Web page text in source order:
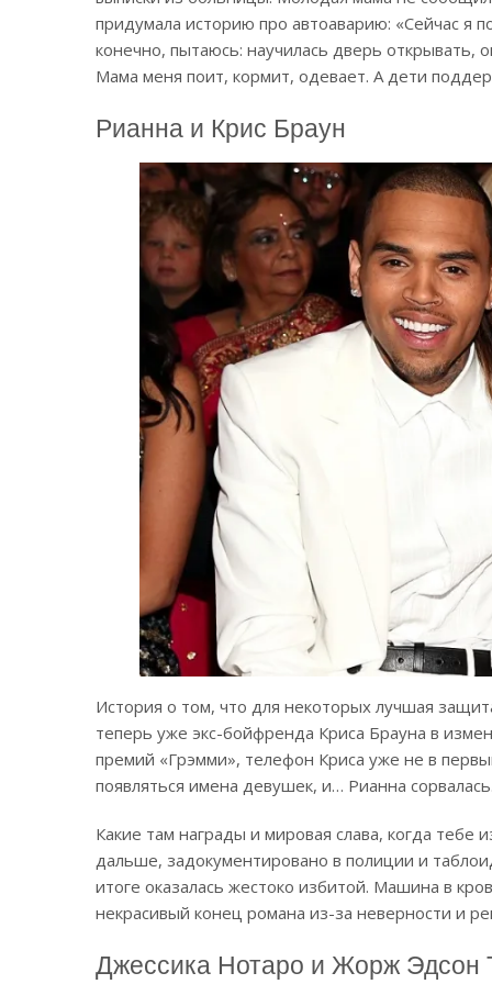
придумала историю про автоаварию: «Сейчас я
конечно, пытаюсь: научилась дверь
Мама меня поит, кормит, одевает. А дети
Рианна и Крис Браун
История о том, что для некоторых лучшая
теперь уже экс-бойфренда Криса Брауна в
премий «Грэмми», телефон Криса уже не в
появляться имена девушек, и… Рианна
Какие там награды и мировая слава, когда тебе
дальше, задокументировано в полиции и
итоге оказалась жестоко избитой. Машина в
некрасивый конец романа из-за неверности и
Джессика Нотаро и Жорж Эдсон